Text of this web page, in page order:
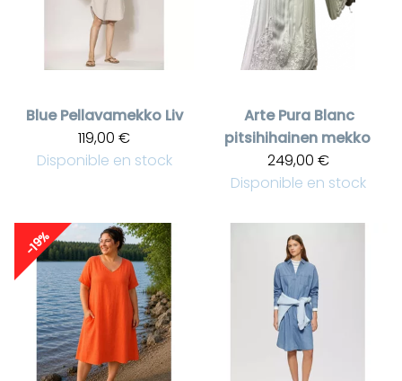
Blue Pellavamekko Liv
119,00 €
Disponible en stock
Arte Pura Blanc
pitsihihainen mekko
249,00 €
Disponible en stock
-19%